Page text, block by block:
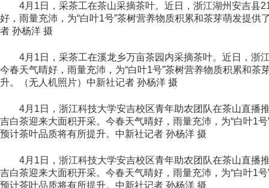
4月1日，采茶工在茶山采摘茶叶。近日，浙江湖州安吉县
好，雨量充沛，为“白叶1号”茶树营养物质积累和茶芽萌发提
者 孙杨洋 摄
4月1日，采茶工在溪龙乡万亩茶园内采摘茶叶。近日，浙
今春天气晴好，雨量充沛，为“白叶1号”茶树营养物质积累和
升。（无人机照片）中新社记者 孙杨洋 摄
4月1日，浙江科技大学安吉校区青年助农团队在茶山直播
吉白茶迎来大面积开采。今春天气晴好，雨量充沛，为“白叶1
预计茶叶品质将有所提升。中新社记者 孙杨洋 摄
4月1日，浙江科技大学安吉校区青年助农团队在茶山直播
吉白茶迎来大面积开采。今春天气晴好，雨量充沛，为“白叶1
预计茶叶品质将有所提升。中新社记者 孙杨洋 摄